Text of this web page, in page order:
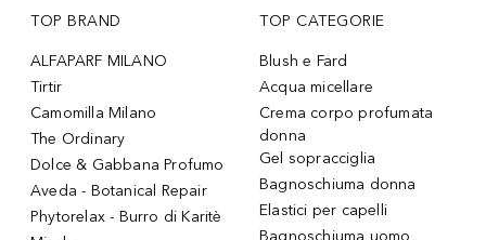
TOP BRAND
ALFAPARF MILANO
Tirtir
Camomilla Milano
The Ordinary
Dolce & Gabbana Profumo
Aveda - Botanical Repair
Phytorelax - Burro di Karitè
TOP CATEGORIE
Blush e Fard
Acqua micellare
Crema corpo profumata
donna
Gel sopracciglia
Bagnoschiuma donna
Elastici per capelli
Bagnoschiuma uomo